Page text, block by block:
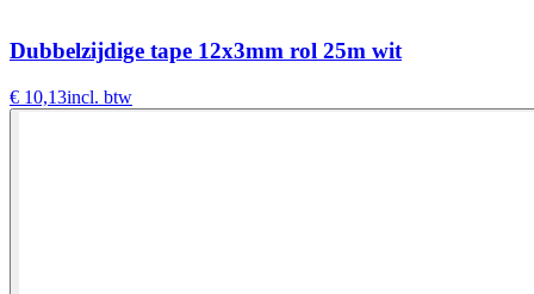
Dubbelzijdige tape 12x3mm rol 25m wit
€ 10,13incl. btw